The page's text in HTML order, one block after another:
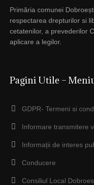
Primăria comunei
respectarea drepturilor si
cetatenilor, a prevederilor
aplicare a legilor.
Pagini Utile –
GDPR- Termeni si
Informare transmitere
Informații de interes
Conducere
Consiliul Local